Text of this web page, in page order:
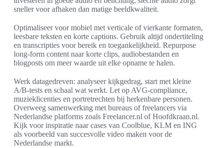
sneller voor afhaken dan matige beeldkwaliteit.
Optimaliseer voor mobiel met verticale of vierkante formaten,
leesbare teksten en korte captions. Gebruik altijd ondertiteling
en transcripties voor bereik en toegankelijkheid. Repurpose
long-form content naar korte clips, audiobestanden en
blogposts om meer waarde uit elke opname te halen.
Werk datagedreven: analyseer kijkgedrag, start met kleine
A/B-tests en schaal wat werkt. Let op AVG-compliance,
muzieklicenties en portretrechten bij herkenbare personen.
Overweeg samenwerking met bureaus of freelancers via
Nederlandse platforms zoals Freelancer.nl of Hoofdkraan.nl.
Kijk voor inspiratie naar cases van Coolblue, KLM en ING
als voorbeeld van succesvolle video maken voor de
Nederlandse markt.